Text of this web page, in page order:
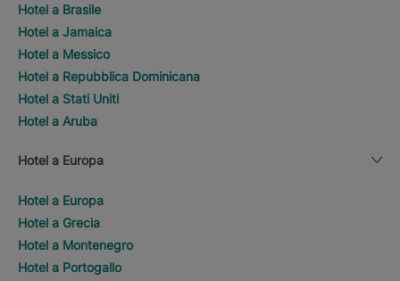
Hotel a Brasile
Hotel a Jamaica
Hotel a Messico
Hotel a Repubblica Dominicana
Hotel a Stati Uniti
Hotel a Aruba
Hotel a Europa
Hotel a Europa
Hotel a Grecia
Hotel a Montenegro
Hotel a Portogallo